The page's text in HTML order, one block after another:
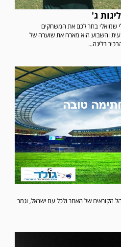
ג'
שמואלי בחר לכם את המשחקים
והשבוע הוא מארח את שוערה של
בליגה...
הקוראים של האתר ולכל עם ישראל, וגמר